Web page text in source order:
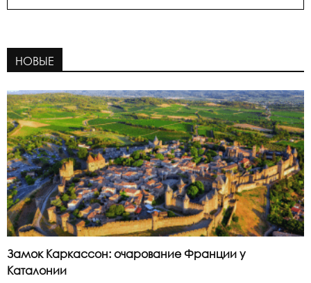
НОВЫЕ
Замок Каркассон: очарование Франции у
Каталонии